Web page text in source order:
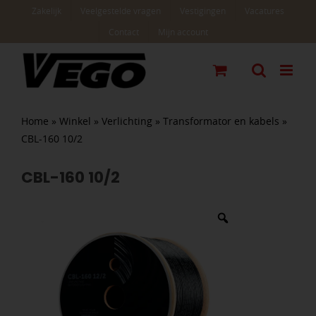
Home » Winkel » Verlichting » Transformator en kabels »
CBL-160 10/2
CBL-160 10/2